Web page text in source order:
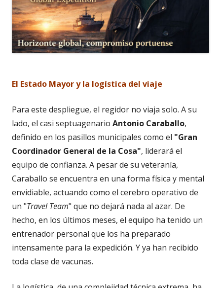
El Estado Mayor y la logística del viaje
Para este despliegue, el regidor no viaja solo. A su
lado, el casi septuagenario Antonio Caraballo,
definido en los pasillos municipales como el "Gran
Coordinador General de la Cosa", liderará el
equipo de confianza. A pesar de su veteranía,
Caraballo se encuentra en una forma física y mental
envidiable, actuando como el cerebro operativo de
un "Travel Team" que no dejará nada al azar. De
hecho, en los últimos meses, el equipo ha tenido un
entrenador personal que los ha preparado
intensamente para la expedición. Y ya han recibido
toda clase de vacunas.